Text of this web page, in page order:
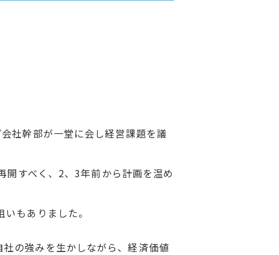
社幹部が一堂に会し経営課題を議
すべく、2、3年前から計画を温め
もありました。
の強みを生かしながら、経済価値